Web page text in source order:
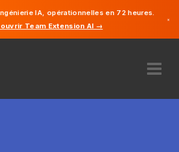
IA, opérationnelles en 72 heures.
Team Extension AI →
×